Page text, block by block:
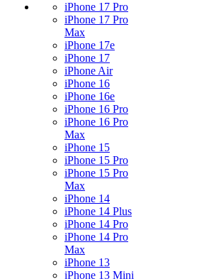
iPhone 17 Pro
iPhone 17 Pro
Max
iPhone 17e
iPhone 17
iPhone Air
iPhone 16
iPhone 16e
iPhone 16 Pro
iPhone 16 Pro
Max
iPhone 15
iPhone 15 Pro
iPhone 15 Pro
Max
iPhone 14
iPhone 14 Plus
iPhone 14 Pro
iPhone 14 Pro
Max
iPhone 13
iPhone 13 Mini